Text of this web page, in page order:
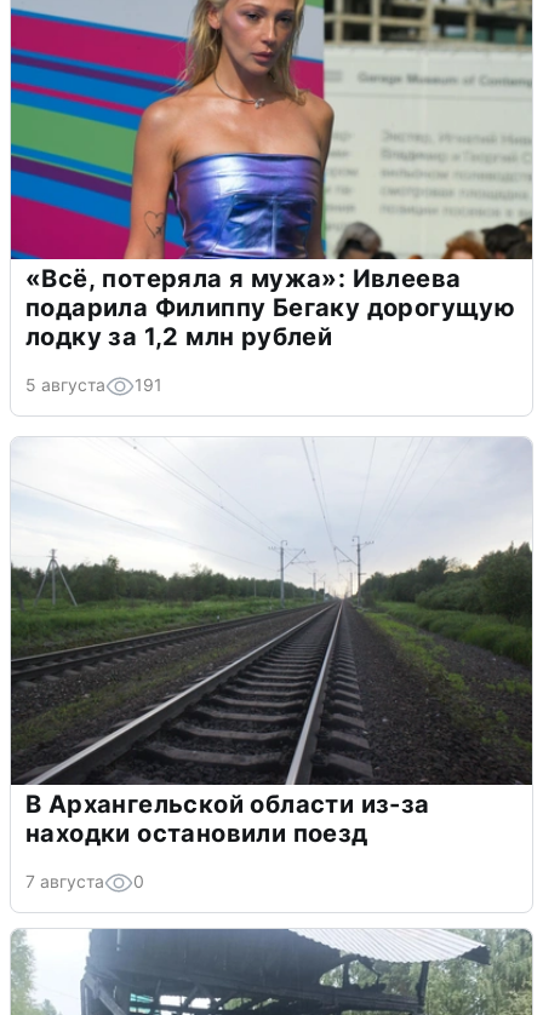
«Всё, потеряла я мужа»: Ивлеева
подарила Филиппу Бегаку дорогущую
лодку за 1,2 млн рублей
5 августа 191
В Архангельской области из-за
находки остановили поезд
7 августа 0